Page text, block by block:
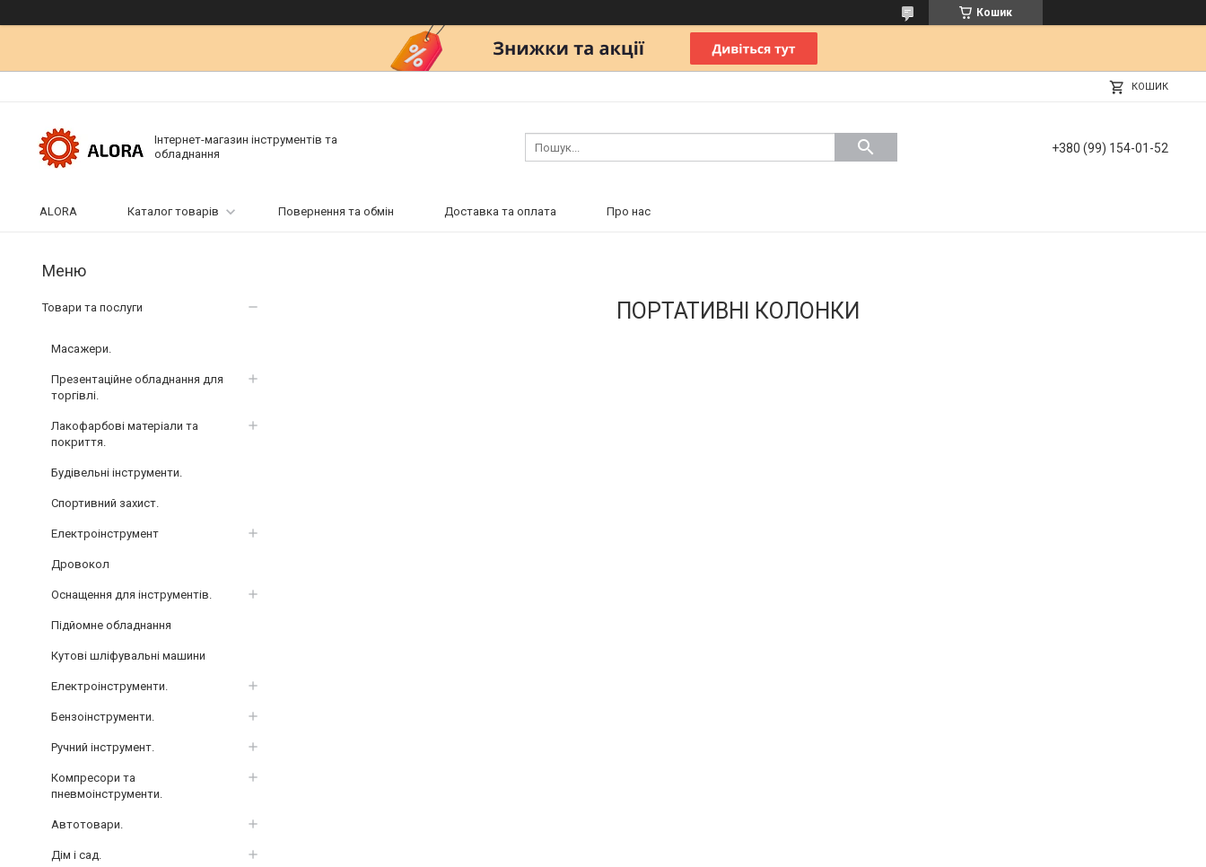
Кошик
КОШИК
Інтернет-магазин інструментів та
обладнання
+380 (99) 154-01-52
ALORA Каталог товарів Повернення та обмін Доставка та оплата Про нас
ПОРТАТИВНІ КОЛОНКИ
Товари та послуги
Масажери.
Презентаційне обладнання для
торгівлі.
Лакофарбові матеріали та
покриття.
Будівельні інструменти.
Спортивний захист.
Електроінструмент
Дровокол
Оснащення для інструментів.
Підйомне обладнання
Кутові шліфувальні машини
Електроінструменти.
Бензоінструменти.
Ручний інструмент.
Компресори та
пневмоінструменти.
Автотовари.
Дім і сад.